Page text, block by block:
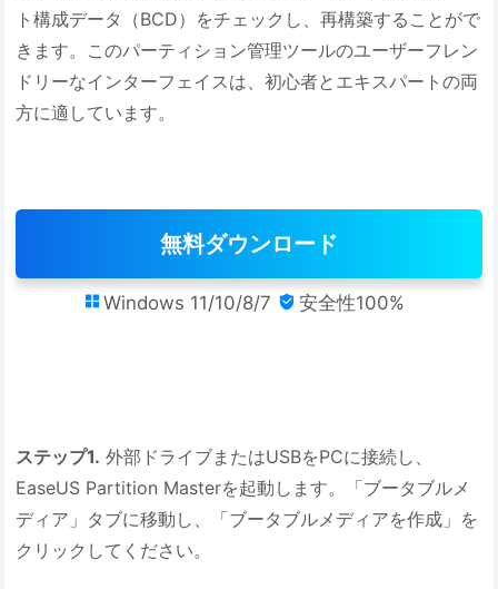
ト構成データ（BCD）をチェックし、再構築することがで
きます。このパーティション管理ツールのユーザーフレン
ドリーなインターフェイスは、初心者とエキスパートの両
方に適しています。
無料ダウンロード
 Windows 11/10/8/7  安全性100%
ステップ1. 外部ドライブまたはUSBをPCに接続し、
EaseUS Partition Masterを起動します。「ブータブルメ
ディア」タブに移動し、「ブータブルメディアを作成」を
クリックしてください。